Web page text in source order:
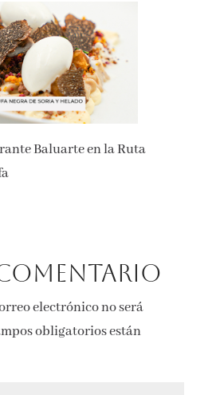
Baluarte en la Ruta
electrónico no será
obligatorios están